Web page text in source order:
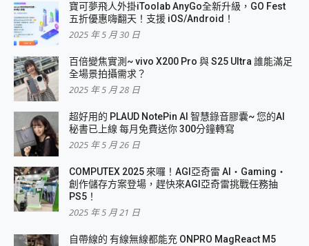
寶可夢飛人外掛iToolab AnyGo全新升級，GO Fest
五折優惠嗨翻天！支援 iOS/Android！
2025 年 5 月 30 日
百倍變焦實測~ vivo X200 Pro 與 S25 Ultra 誰能滿足
全場景拍攝需求？
2025 年 5 月 28 日
超好用的 PLAUD NotePin AI 智慧錄音膠囊~ 您的AI
秘書已上線 每月免費送你 300分鐘轉寫
2025 年 5 月 26 日
COMPUTEX 2025 來囉！AGI亞奇雷 AI・Gaming・
創作儲存方案登場，趕快來AGI亞奇雷挑戰任務抽
PS5！
2025 年 5 月 21 日
自帶線的 有線無線都能充 ONPRO MagReact M5